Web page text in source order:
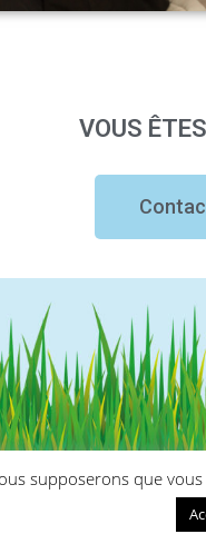
VOUS
supposerons que